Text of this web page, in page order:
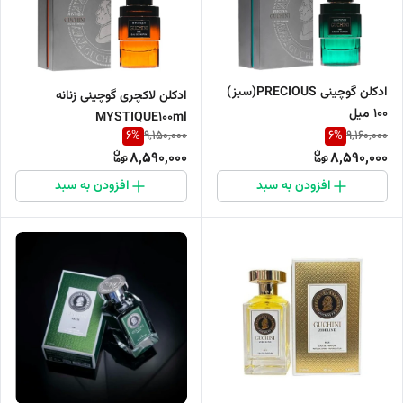
ادکلن گوچینی PRECIOUS(سبز)
۱۰۰ میل
9,160,000
6%
8,590,000
افزودن به سبد
ادکلن لاکچری گوچینی زنانه
MYSTIQUE100ml
9,150,000
6%
8,590,000
افزودن به سبد